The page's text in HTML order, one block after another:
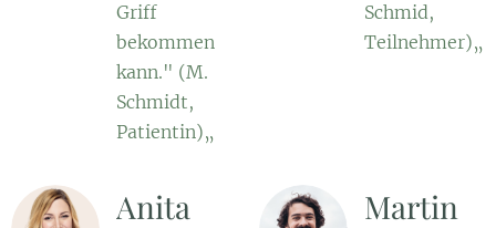
Griff
bekommen
kann." (M.
Schmidt,
Patientin)„
Schmid,
Teilnehmer)„
Anita
Martin